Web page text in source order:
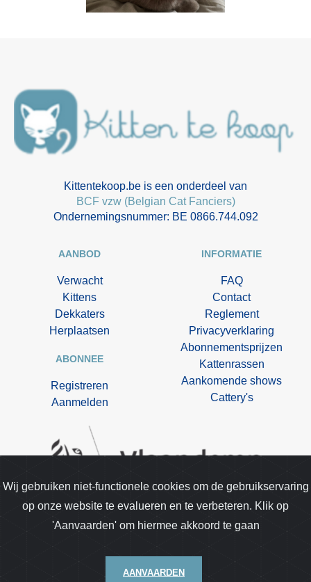
Kittentekoop.be is een onderdeel van
BCF vzw (Belgian Cat Fanciers)
Ondernemingsnummer: BE 0866.744.092
AANBOD
Verwacht
Kittens
Dekkaters
Herplaatsen
ABONNEE
Registreren
Aanmelden
INFORMATIE
FAQ
Contact
Reglement
Privacyverklaring
Abonnementsprijzen
Kattenrassen
Aankomende shows
Cattery's
Kittentekoop.be is opgenomen in de lijst van
Wij gebruiken niet-functionele cookies om de gebruikservaring
op onze website te evalueren en te verbeteren. Klik op
'Aanvaarden' om hiermee akkoord te gaan
AANVAARDEN